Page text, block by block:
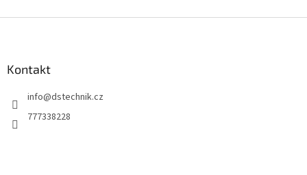
Kontakt
info@dstechnik.cz
777338228